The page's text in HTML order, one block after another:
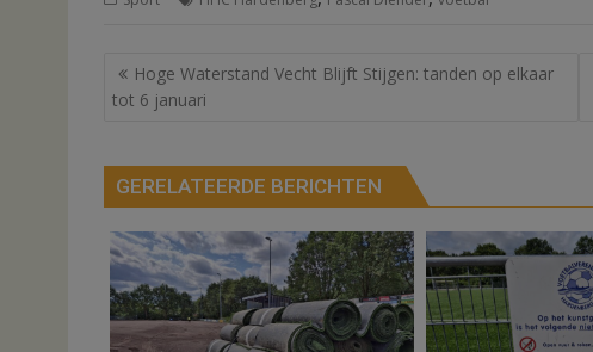
Bericht
navigatie
Hoge Waterstand Vecht Blijft Stijgen: tanden op elkaar
tot 6 januari
GERELATEERDE BERICHTEN